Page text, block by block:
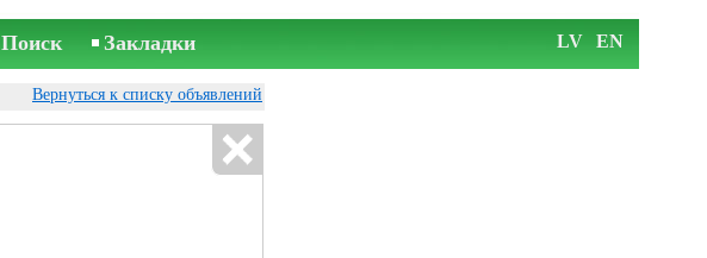
Поиск Закладки LV EN
Вернуться к списку объявлений